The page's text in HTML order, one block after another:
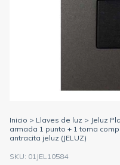
Inicio > Llaves de luz > Jeluz
armada 1 punto + 1 toma
antracita jeluz (JELUZ)
SKU: 01JEL10584